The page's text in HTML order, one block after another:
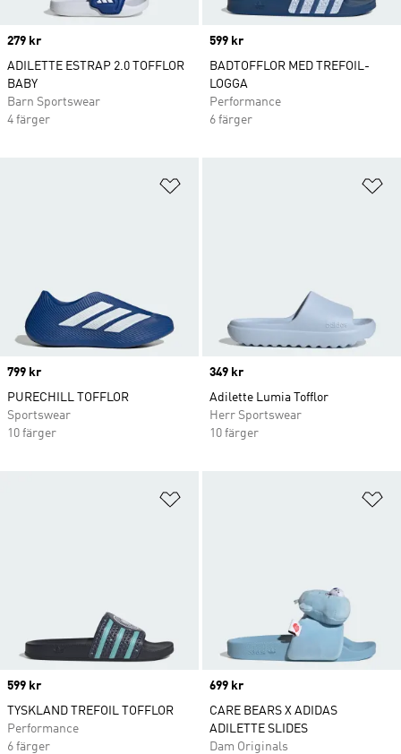
Price
279 kr
ADILETTE ESTRAP 2.0 TOFFLOR
BABY
Barn Sportswear
4 färger
Price
599 kr
BADTOFFLOR MED TREFOIL-
LOGGA
Performance
6 färger
Price
799 kr
PURECHILL TOFFLOR
Sportswear
10 färger
Price
349 kr
Adilette Lumia Tofflor
Herr Sportswear
10 färger
Price
599 kr
TYSKLAND TREFOIL TOFFLOR
Performance
6 färger
Price
699 kr
CARE BEARS X ADIDAS
ADILETTE SLIDES
Dam Originals